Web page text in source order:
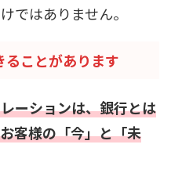
ではありません。
ことがあります
ーションは、銀行とは
客様の「今」と「未